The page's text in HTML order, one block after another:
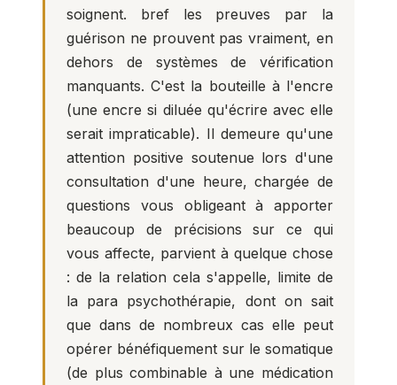
soignent. bref les preuves par la
guérison ne prouvent pas vraiment, en
dehors de systèmes de vérification
manquants. C'est la bouteille à l'encre
(une encre si diluée qu'écrire avec elle
serait impraticable). Il demeure qu'une
attention positive soutenue lors d'une
consultation d'une heure, chargée de
questions vous obligeant à apporter
beaucoup de précisions sur ce qui
vous affecte, parvient à quelque chose
: de la relation cela s'appelle, limite de
la para psychothérapie, dont on sait
que dans de nombreux cas elle peut
opérer bénéfiquement sur le somatique
(de plus combinable à une médication